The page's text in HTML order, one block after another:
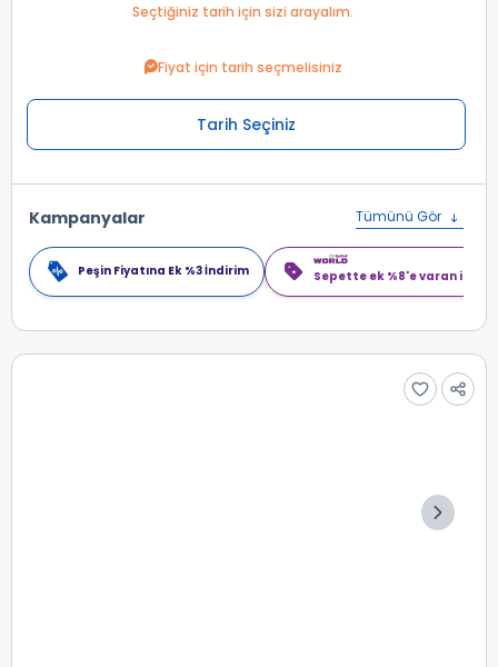
Seçtiğiniz tarih için sizi arayalım.
Fiyat için tarih seçmelisiniz
Tarih Seçiniz
Kampanyalar Tümünü Gör
Peşin Fiyatına Ek %3 İndirim Sepette ek %8'e varan